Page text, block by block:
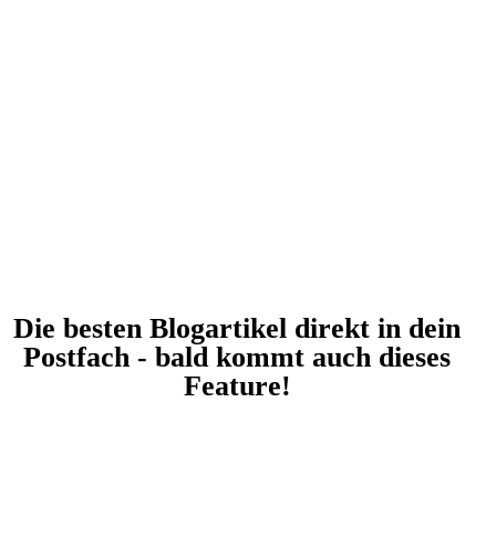
Die besten Blogartikel direkt in dein
Postfach - bald kommt auch dieses
Feature!